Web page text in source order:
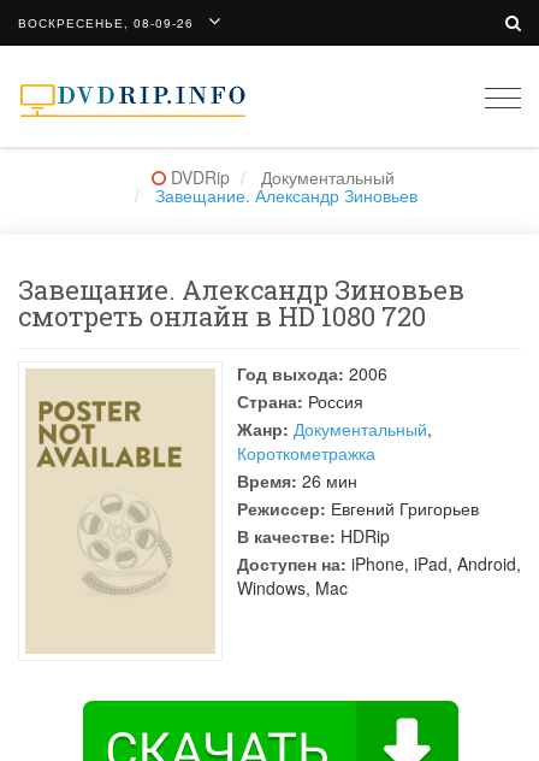
ВОСКРЕСЕНЬЕ, 08-09-26
DVDRip Документальный
Завещание. Александр Зиновьев
Завещание. Александр Зиновьев
смотреть онлайн в HD 1080 720
Год выхода: 2006
Страна: Россия
Жанр: Документальный,
Короткометражка
Время: 26 мин
Режиссер: Евгений Григорьев
В качестве: HDRip
Доступен на: iPhone, iPad, Android,
Windows, Mac